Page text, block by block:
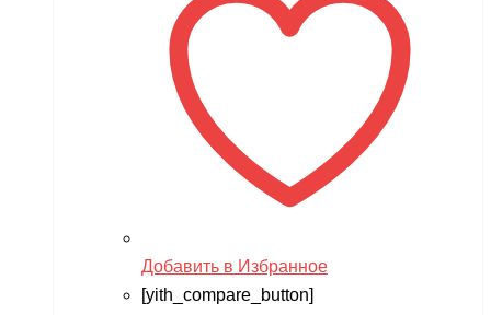
Добавить в Избранное
[yith_compare_button]